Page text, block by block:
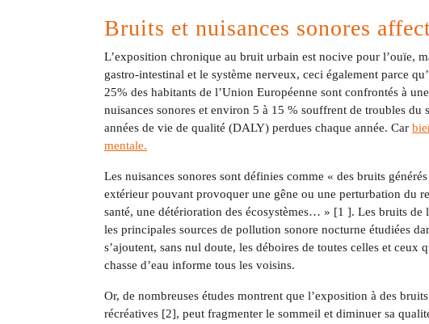
Bruits et nuisances sonores
L’exposition chronique au bruit urbain est nocive pour l’ouïe,
gastro-intestinal et le système nerveux, ceci également parce
25% des habitants de l’Union Européenne sont confrontés à
nuisances sonores et environ 5 à 15 % souffrent de troubles du
années de vie de qualité (DALY) perdues chaque année. Car
mentale.
Les nuisances sonores sont définies comme « des bruits
extérieur pouvant provoquer une gêne ou une perturbation du
santé, une détérioration des écosystèmes… » [1 ]. Les bruits
les principales sources de pollution sonore nocturne étudiées
s’ajoutent, sans nul doute, les déboires de toutes celles et
chasse d’eau informe tous les voisins.
Or, de nombreuses études montrent que l’exposition à des
récréatives [2], peut fragmenter le sommeil et diminuer sa